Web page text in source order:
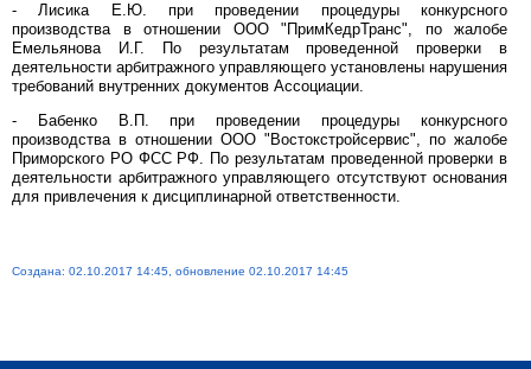
- Лисика Е.Ю. при проведении процедуры конкурсного
производства в отношении ООО "ПримКедрТранс", по жалобе
Емельянова И.Г. По результатам проведенной проверки в
деятельности арбитражного управляющего установлены нарушения
требований внутренних документов Ассоциации.
- Бабенко В.П. при проведении процедуры конкурсного
производства в отношении ООО "Востокстройсервис", по жалобе
Приморского РО ФСС РФ. По результатам проведенной проверки в
деятельности арбитражного управляющего отсутствуют основания
для привлечения к дисциплинарной ответственности.
Создана: 02.10.2017 14:45, обновление 02.10.2017 14:45